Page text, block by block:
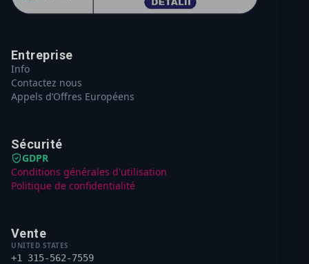
Entreprise
Info
Contactez nous
Appels d’Offres Européens
Sécurité
GDPR
Conditions générales d'utilisation
Politique de confidentialité
Vente
UNITED STATES
+1 315-562-7559